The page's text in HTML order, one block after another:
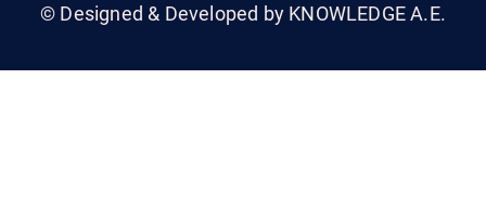
© Designed & Developed by KNOWLEDGE A.E.